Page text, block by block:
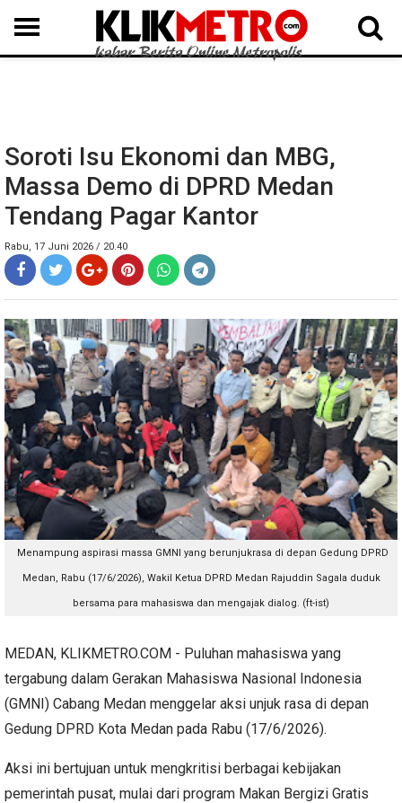
MEDAN LANGKAT DAIRI SAMOSIR TAPUT BATUBARA DELISERDANG
Soroti Isu Ekonomi dan MBG,
Massa Demo di DPRD Medan
Tendang Pagar Kantor
Rabu, 17 Juni 2026 / 20.40
Menampung aspirasi massa GMNI yang berunjukrasa di depan Gedung DPRD
Medan, Rabu (17/6/2026), Wakil Ketua DPRD Medan Rajuddin Sagala duduk
bersama para mahasiswa dan mengajak dialog. (ft-ist)
MEDAN, KLIKMETRO.COM - Puluhan mahasiswa yang
tergabung dalam Gerakan Mahasiswa Nasional Indonesia
(GMNI) Cabang Medan menggelar aksi unjuk rasa di depan
Gedung DPRD Kota Medan pada Rabu (17/6/2026).
Aksi ini bertujuan untuk mengkritisi berbagai kebijakan
pemerintah pusat, mulai dari program Makan Bergizi Gratis